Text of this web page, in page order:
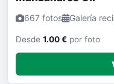
667 fotos Galería
Desde 1.00 € por foto